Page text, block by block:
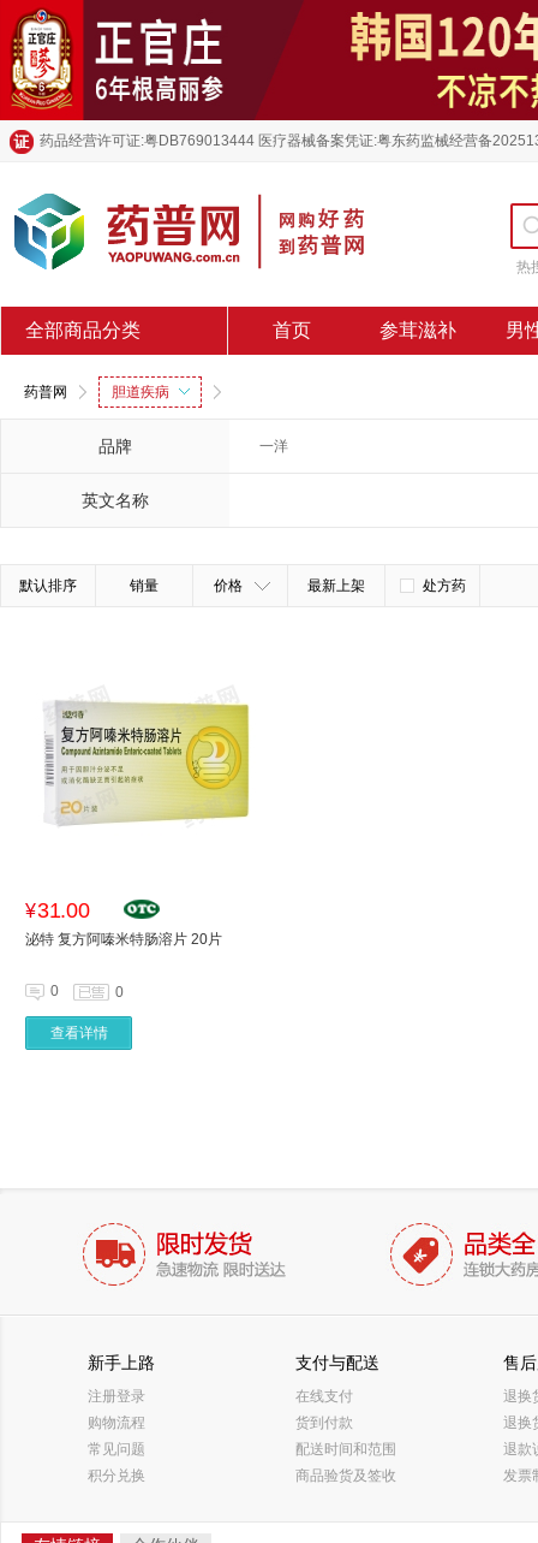
药品经营许可证:粤DB769013444 医疗器械备案凭证:粤东药监械经营备
热
全部商品分类 首页 参茸滋补 男
药普网 胆道疾病
品牌 一洋
英文名称
默认排序 销量 价格 最新上架 处方药
¥31.00
泌特 复方阿嗪米特肠溶片 20片
0 0
查看详情
新手上路
注册登录
购物流程
常见问题
积分兑换
支付与配送
在线支付
货到付款
配送时间和范围
商品验货及签收
售
退换
退换
退款
发票